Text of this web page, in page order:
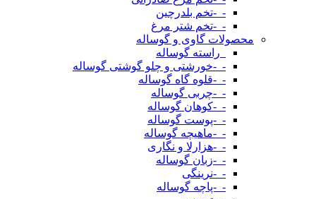
-_-تخم بلدرچین
-_-تخم شتر مرغ
محصولات گاوی و گوساله
_راسته گوساله
-_-خورشتی و چلو گوشتی گوساله
-_-قلوه گاه گوساله
-_-چربی گوساله
-_-کوهان گوساله
-_-پوست گوساله
-_-ماهیچه گوساله
-_-هزارلا و نگاری
-_-زبان گوساله
-_-نرینگی
-_-پاچه گوساله